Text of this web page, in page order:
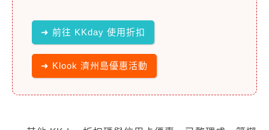
➜ 前往 KKday 使用折扣
➜ Klook 濟州島優惠活動